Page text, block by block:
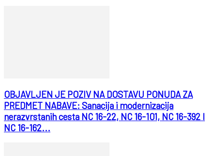
OBJAVLJEN JE POZIV NA DOSTAVU PONUDA ZA
PREDMET NABAVE: Sanacija i modernizacija
nerazvrstanih cesta NC 16-22, NC 16-101, NC 16-392 I
NC 16-162...